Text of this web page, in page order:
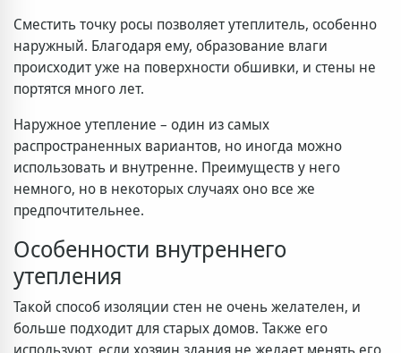
Сместить точку росы позволяет утеплитель, особенно
наружный. Благодаря ему, образование влаги
происходит уже на поверхности обшивки, и стены не
портятся много лет.
Наружное утепление – один из самых
распространенных вариантов, но иногда можно
использовать и внутренне. Преимуществ у него
немного, но в некоторых случаях оно все же
предпочтительнее.
Особенности внутреннего
утепления
Такой способ изоляции стен не очень желателен, и
больше подходит для старых домов. Также его